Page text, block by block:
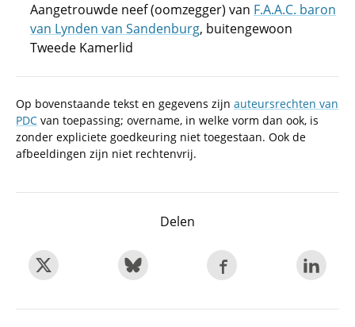
Aangetrouwde neef (oomzegger) van F.A.A.C. baron
van Lynden van Sandenburg, buitengewoon
Tweede Kamerlid
Op bovenstaande tekst en gegevens zijn auteursrechten van
PDC van toepassing; overname, in welke vorm dan ook, is
zonder expliciete goedkeuring niet toegestaan. Ook de
afbeeldingen zijn niet rechtenvrij.
Delen